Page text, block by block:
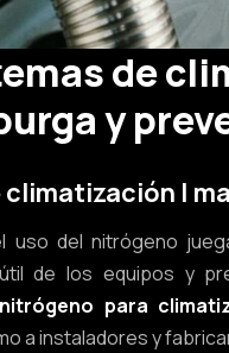
de
y
|
uso del nitrógeno
de los equipos y
nitrógeno para
a instaladores y